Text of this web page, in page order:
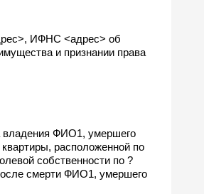
ИФНС <адрес> об
и признании права
владения ФИО1, умершего
расположенной по
собственности по ?
смерти ФИО1, умершего